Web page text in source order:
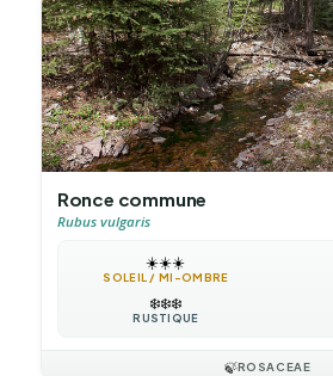
Ronce commune
Rubus vulgaris
☀️☀️☀️
SOLEIL / MI-OMBRE
❄️❄️❄️
RUSTIQUE
🍃ROSACEAE